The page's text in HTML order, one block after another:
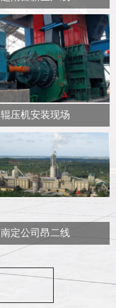
辊压机安装现场
南定公司昂二线